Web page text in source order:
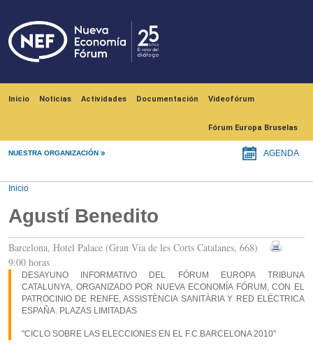
Inicio Noticias Actividades Documentación Videofórum
Fórum Europa Bruselas
NUESTRA ORGANIZACIÓN AGENDA
Inicio
Agustí Benedito
Barcelona, Hotel Palace (Gran Vía de les Corts Catalanes, 668)
9:00 horas
DESAYUNO INFORMATIVO DEL FÓRUM EUROPA TRIBUNA
CATALUNYA, ORGANIZADO POR NUEVA ECONOMÍA FÓRUM, CON EL
PATROCINIO DE RENFE, ASSISTÈNCIA SANITÀRIA Y RED ELÉCTRICA
ESPAÑA. PLAZAS LIMITADAS
"CICLO SOBRE LAS ELECCIONES EN EL F.C.BARCELONA 2010"